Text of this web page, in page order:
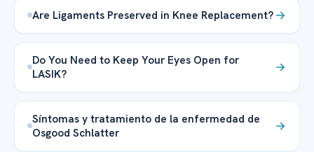
Are Ligaments Preserved in Knee Replacement?
Do You Need to Keep Your Eyes Open for
LASIK?
Síntomas y tratamiento de la enfermedad de
Osgood Schlatter